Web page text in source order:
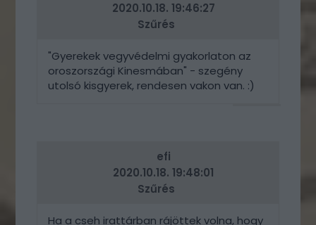
2020.10.18. 19:46:27
Szűrés
"Gyerekek vegyvédelmi gyakorlaton az
oroszországi Kinesmában" - szegény
utolsó kisgyerek, rendesen vakon van. :)
efi
2020.10.18. 19:48:01
Szűrés
Ha a cseh irattárban rájöttek volna, hogy